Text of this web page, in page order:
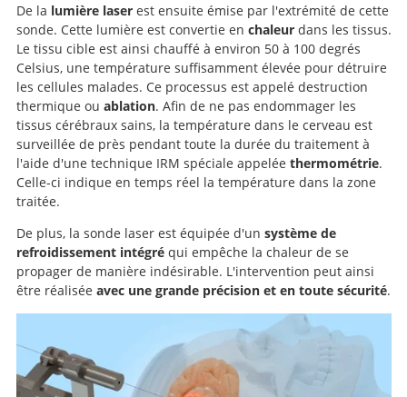
De la lumière laserest ensuite émise par l'extrémité de cette
sonde. Cette lumière est convertie en chaleurdans les tissus.
Le tissu cible est ainsi chauffé à environ 50 à 100 degrés
Celsius, une température suffisamment élevée pour détruire
les cellules malades. Ce processus est appelé destruction
thermique ou ablation. Afin de ne pas endommager les
tissus cérébraux sains, la température dans le cerveau est
surveillée de près pendant toute la durée du traitement à
l'aide d'une technique IRM spéciale appelée thermométrie.
Celle-ci indique en temps réel la température dans la zone
traitée.
De plus, la sonde laser est équipée d'un système de
refroidissement intégréqui empêche la chaleur de se
propager de manière indésirable. L'intervention peut ainsi
être réalisée avec une grande précision et en toute sécurité.